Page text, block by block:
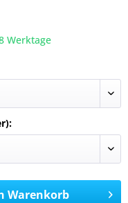
Werktage
Warenkorb